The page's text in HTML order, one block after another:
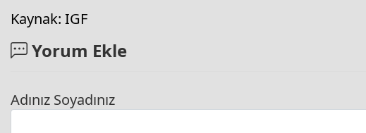
Kaynak: IGF
Yorum Ekle
Adınız Soyadınız